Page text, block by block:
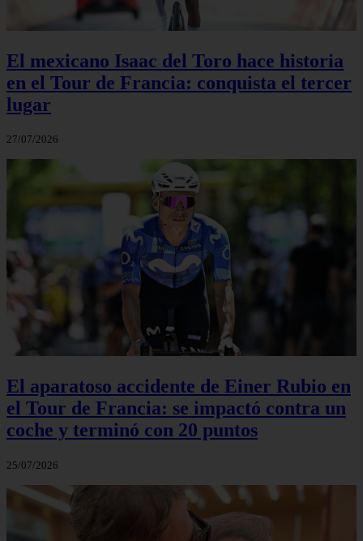
El mexicano Isaac del Toro hace historia
en el Tour de Francia: conquista el tercer
lugar
27/07/2026
El aparatoso accidente de Einer Rubio en
el Tour de Francia: se impactó contra un
coche y terminó con 20 puntos
25/07/2026